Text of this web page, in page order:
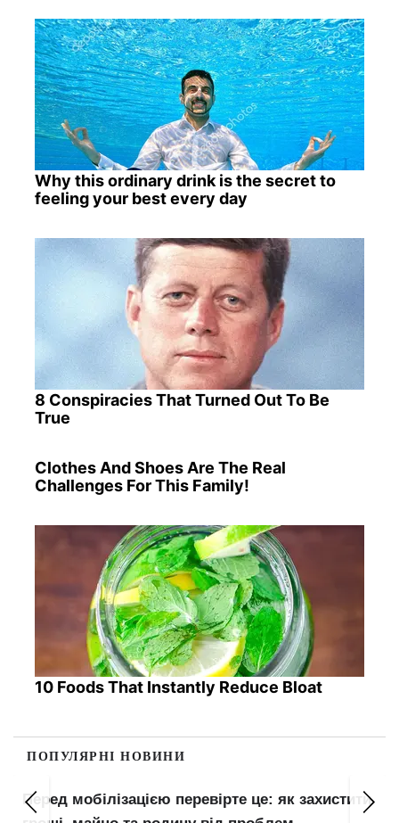
Why this ordinary drink is the secret to
feeling your best every day
8 Conspiracies That Turned Out To Be
True
Clothes And Shoes Are The Real
Challenges For This Family!
10 Foods That Instantly Reduce Bloat
ПОПУЛЯРНІ НОВИНИ
Перед мобілізацією перевірте це: як захистити